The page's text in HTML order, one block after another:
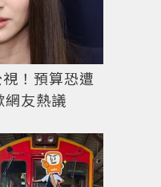
！預算恐遭
友熱議